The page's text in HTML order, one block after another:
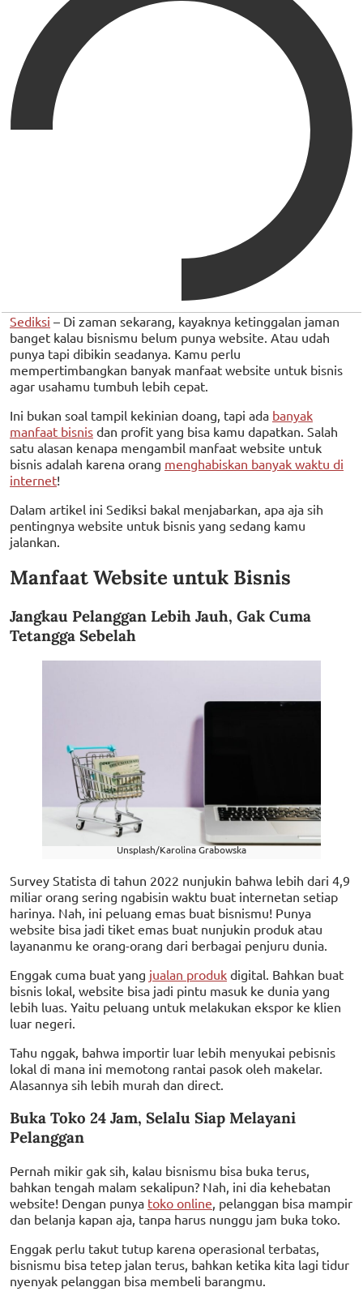
Sediksi – Di zaman sekarang, kayaknya ketinggalan jaman
banget kalau bisnismu belum punya website. Atau udah
punya tapi dibikin seadanya. Kamu perlu
mempertimbangkan banyak manfaat website untuk bisnis
agar usahamu tumbuh lebih cepat.
Ini bukan soal tampil kekinian doang, tapi ada banyak
manfaat bisnis dan profit yang bisa kamu dapatkan. Salah
satu alasan kenapa mengambil manfaat website untuk
bisnis adalah karena orang menghabiskan banyak waktu di
internet!
Dalam artikel ini Sediksi bakal menjabarkan, apa aja sih
pentingnya website untuk bisnis yang sedang kamu
jalankan.
Manfaat Website untuk Bisnis
Jangkau Pelanggan Lebih Jauh, Gak Cuma
Tetangga Sebelah
Unsplash/Karolina Grabowska
Survey Statista di tahun 2022 nunjukin bahwa lebih dari 4,9
miliar orang sering ngabisin waktu buat internetan setiap
harinya. Nah, ini peluang emas buat bisnismu! Punya
website bisa jadi tiket emas buat nunjukin produk atau
layananmu ke orang-orang dari berbagai penjuru dunia.
Enggak cuma buat yang jualan produk digital. Bahkan buat
bisnis lokal, website bisa jadi pintu masuk ke dunia yang
lebih luas. Yaitu peluang untuk melakukan ekspor ke klien
luar negeri.
Tahu nggak, bahwa importir luar lebih menyukai pebisnis
lokal di mana ini memotong rantai pasok oleh makelar.
Alasannya sih lebih murah dan direct.
Buka Toko 24 Jam, Selalu Siap Melayani
Pelanggan
Pernah mikir gak sih, kalau bisnismu bisa buka terus,
bahkan tengah malam sekalipun? Nah, ini dia kehebatan
website! Dengan punya toko online , pelanggan bisa mampir
dan belanja kapan aja, tanpa harus nunggu jam buka toko.
Enggak perlu takut tutup karena operasional terbatas,
bisnismu bisa tetep jalan terus, bahkan ketika kita lagi tidur
nyenyak pelanggan bisa membeli barangmu.